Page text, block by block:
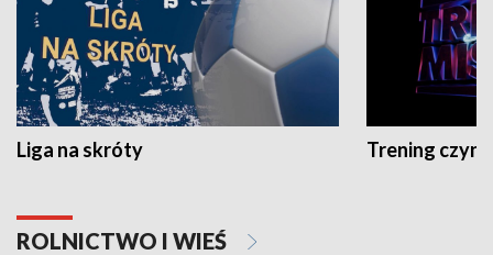
Liga na skróty Trening czyni
ROLNICTWO I WIEŚ